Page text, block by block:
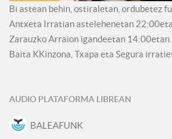
Bi astean behin, ostiraletan, ordubetez
Antxeta Irratian astelehenetan
Zarauzko Arraion igandeetan 14:00etan.
Baita KKinzona, Txapa eta Segura
AUDIO PLATAFORMA LIBREAN
BALEAFUNK